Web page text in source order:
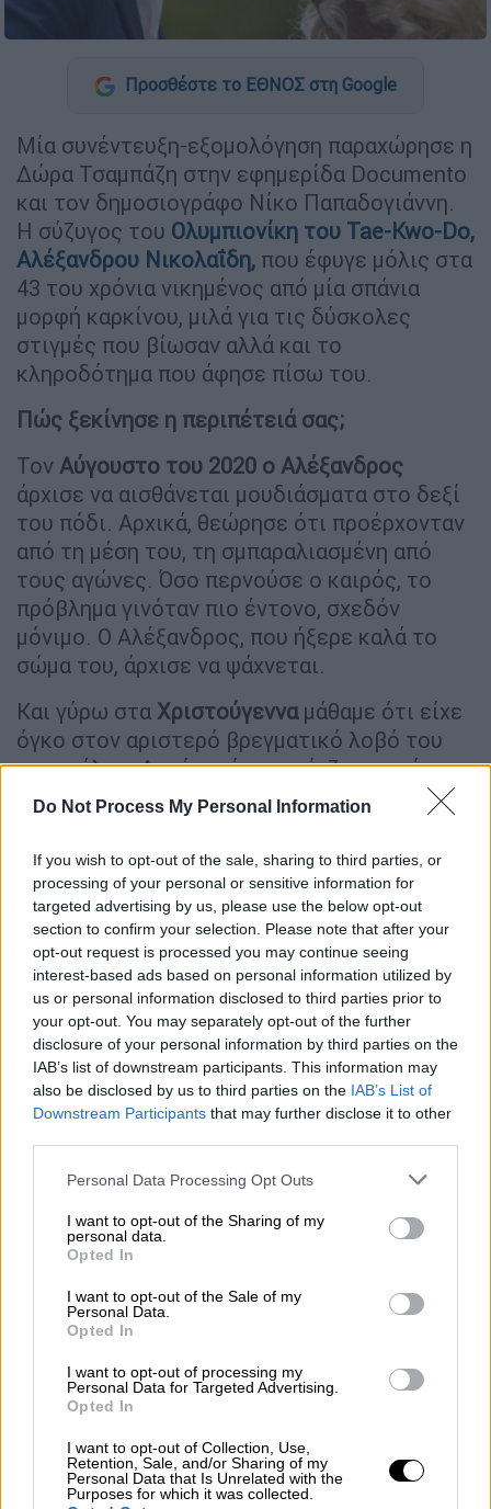
Do Not Process My Personal Information
If you wish to opt-out of the sale, sharing to third parties, or
processing of your personal or sensitive information for
targeted advertising by us, please use the below opt-out
section to confirm your selection. Please note that after your
opt-out request is processed you may continue seeing
interest-based ads based on personal information utilized by
us or personal information disclosed to third parties prior to
your opt-out. You may separately opt-out of the further
disclosure of your personal information by third parties on the
IAB’s list of downstream participants. This information may
also be disclosed by us to third parties on the IAB’s List of
Downstream Participants that may further disclose it to other
Please note that this website/app uses one or more Google
not limited to your visit or usage behaviour. You may click to
grant or deny consent to Google and its third-party tags to
use your data for below specified purposes in below Google
consent section.
Personal Data Processing Opt Outs
I want to opt-out of the Sharing of my
personal data.
Opted In
I want to opt-out of the Sale of my
Personal Data.
Opted In
I want to opt-out of processing my
Personal Data for Targeted Advertising.
Opted In
I want to opt-out of Collection, Use,
Retention, Sale, and/or Sharing of my
Personal Data that Is Unrelated with the
Purposes for which it was collected.
Προσθέστε το ΕΘΝΟΣ στη Google
Μία συνέντευξη-εξομολόγηση παραχώρησε η
Δώρα Τσαμπάζη στην εφημερίδα Documento
και τον δημοσιογράφο Νίκο Παπαδογιάννη.
Η σύζυγος του Ολυμπιονίκη του Tae-Kwo-Do,
Αλέξανδρου Νικολαΐδη, που έφυγε μόλις στα
43 του χρόνια νικημένος από μία σπάνια
μορφή καρκίνου, μιλά για τις δύσκολες
στιγμές που βίωσαν αλλά και το
κληροδότημα που άφησε πίσω του.
Πώς ξεκίνησε η περιπέτειά σας;
Τον Αύγουστο του 2020 ο Αλέξανδρος
άρχισε να αισθάνεται μουδιάσματα στο δεξί
του πόδι. Αρχικά, θεώρησε ότι προέρχονταν
από τη μέση του, τη σμπαραλιασμένη από
τους αγώνες. Όσο περνούσε ο καιρός, το
πρόβλημα γινόταν πιο έντονο, σχεδόν
μόνιμο. Ο Αλέξανδρος, που ήξερε καλά το
σώμα του, άρχισε να ψάχνεται.
Και γύρω στα Χριστούγενναμάθαμε ότι είχε
όγκο στον αριστερό βρεγματικό λοβό του
εγκεφάλου. Αυτός ο όγκος πίεζε το νεύρο
όχι της κινητικότητας αλλά της
αισθητικότητας. Μπήκαμε αμέσως στο
χειρουργείο, στις αρχές του ’21, ελπίζοντας
ότι ο όγκος θα ήταν καλοήθης.
Ακολούθησαν οι πρώτες χημειοθεραπείες.
Ναι, στο Αλεξάνδρα. Νοικιάσαμε ένα
διαμέρισμα στη Μιχαλακοπούλου, ακριβώς
απέναντι στο νοσοκομείο, για να
κοιταζόμαστε από τα παράθυρα! Λόγω Covid
δεν επιτρεπόταν να τον συνοδεύσω στη
χημειοθεραπεία. Αλλά ήμασταν
αποφασισμένοι ότι όλα θα πάνε καλά.
Παράλληλα, εγώ προσπαθούσα μόνη μου να
συντηρώ με παγοκύστες.
Θεσσαλονίκη για να πιει το μωρό, που ακόμη
δεν δεχόταν γάλα σε σκόνη. Αυτή ήταν η
πρώτη μου επαφή με τη νέα σκληρή
πραγματικότητα. Ο καθένας μας έδινε μάχη
από το δικό του μετερίζι με κοινή
συνισταμένη τη ζωή. «Δώρα, πρέπει να τα
καταφέρεις ό,τι και αν γίνει» έλεγα μέσα